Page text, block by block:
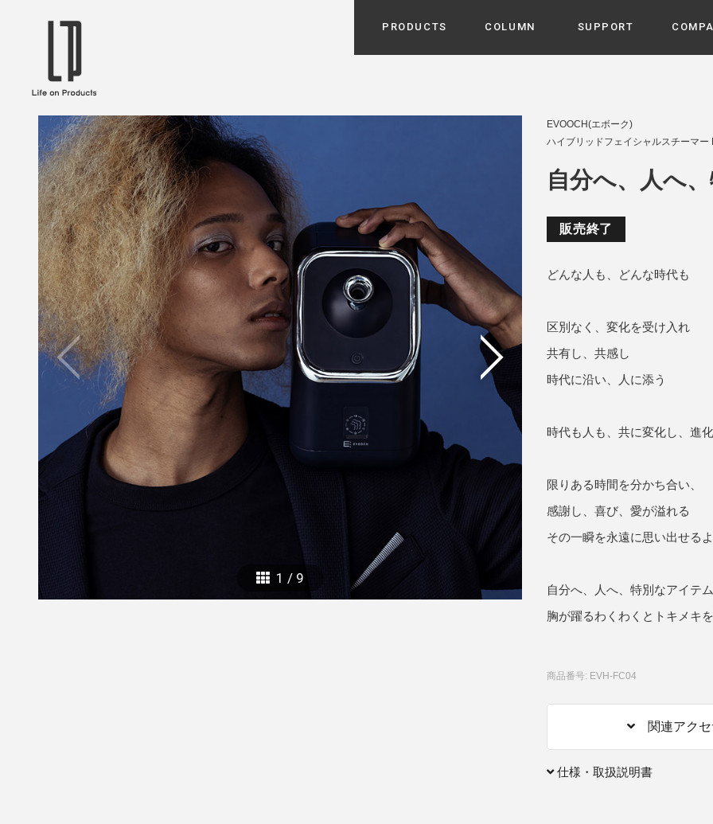
PRODUCTS
Life on Products
冷凍庫 / 掃除用品 / 加湿器 / ハンディ
ファン / ヒーター etc
mercyu
EVOOCH
美顔器 / フェイススチーマー / ヘッド
スパ / EMS機器 etc
テリー / アダプター etc
JAVALO ELF
シーリングファン / ペンダントライト
/ インテリアライト / 電球 etc
plus more
キッチン家電 / 加湿器 / ハンディファ
ン / ヒーター etc
PRISMATE
キッチン家電 / 加湿器 / ハンディファ
ン / ヒーター etc
Sifflus
ハンモック / ティピー / テント etc
Onlili
陶器エコ加湿器 etc
TOUCHBeauty
美顔器 / 多機能ブラシ / ドライヤー
mottole
家電
家事・生活雑貨
ルームフレグランス
ビューティー
ハンモック・ティピー・テント
ライト・シーリングファン
バイク・アウトドア
アクセサリー・消耗品
ブランド
COLUMN SUPPORT
ABOUT US
Life on Productsについて
MESSAGE
代表取締役挨拶 / 経営理念 / 方針
PROFILE
B to B SERVICE
法人のお客様向けサービス SDGsへの取り組み
EVOOCH(エボーク)
ハイブリッドフェイシャルスチーマー
自分へ、人へ、
販売終了
どんな人も、どんな時代も
区別なく、変化を受け入れ
共有し、共感し
時代に沿い、人に添う
時代も人も、共に変化し、進
限りある時間を分かち合い、
感謝し、喜び、愛が溢れる
その一瞬を永遠に思い出せる
自分へ、人へ、特別なアイテ
胸が躍るわくわくとトキメキ
商品番号: EVH-FC04
関連アクセ
仕様・取扱説明書
1 / 9